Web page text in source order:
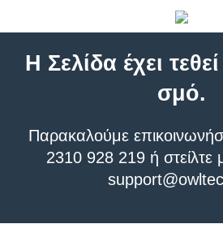
Η Σελίδα έχει
σμό.
Παρακαλούμε
2310 928 219 ή στείλτε